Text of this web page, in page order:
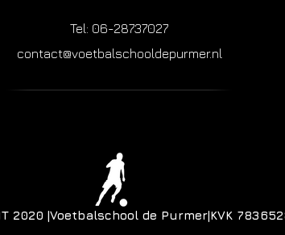
Tel: 06-28737027
contact@voetbalschooldepurmer.nl
2020 |Voetbalschool de Purmer|KVK